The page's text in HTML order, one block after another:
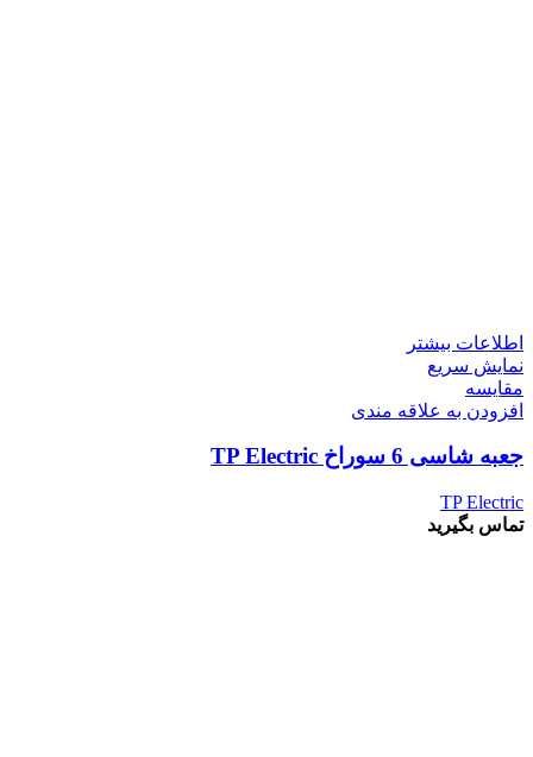
اطلاعات بیشتر
نمایش سریع
مقايسه
افزودن به علاقه مندی
جعبه شاسی 6 سوراخ TP Electric
TP Electric
تماس بگیرید